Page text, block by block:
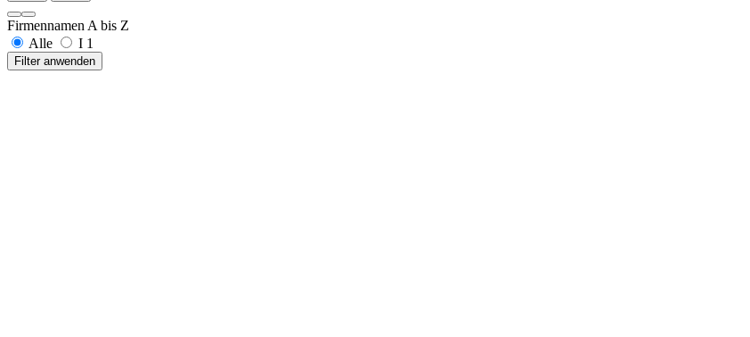
Firmennamen A bis Z
Alle
I 1
Filter anwenden